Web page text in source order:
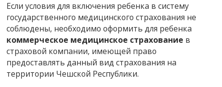
Если условия для включения ребенка в систему
государственного медицинского страхования не
соблюдены, необходимо оформить для ребенка
коммерческое медицинское страхование в
страховой компании, имеющей право
предоставлять данный вид страхования на
территории Чешской Республики.